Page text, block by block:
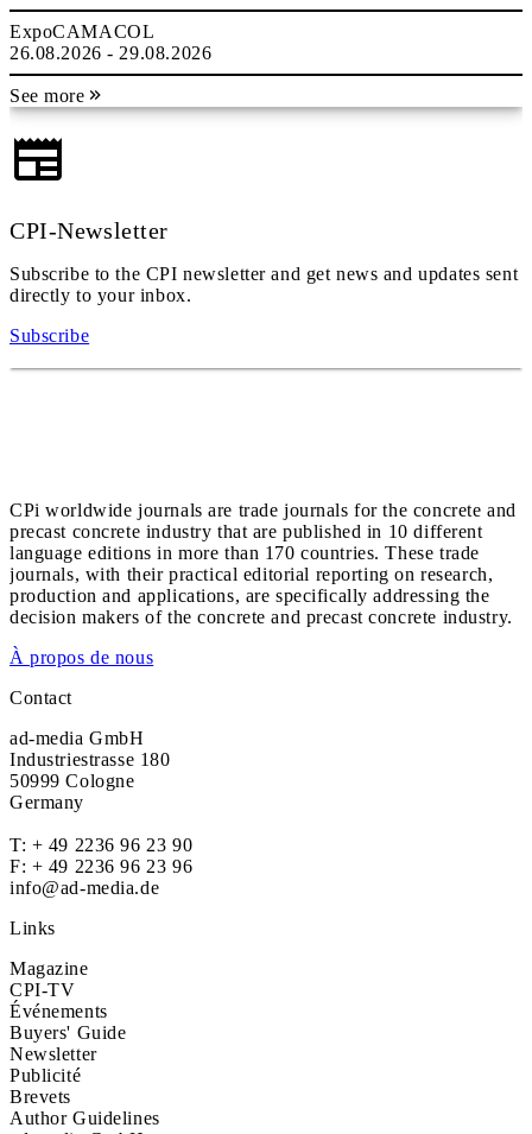
ExpoCAMACOL
26.08.2026 - 29.08.2026
See more
CPI-Newsletter
Subscribe to the CPI newsletter and get news and updates sent
directly to your inbox.
Subscribe
CPi worldwide journals are trade journals for the concrete and
precast concrete industry that are published in 10 different
language editions in more than 170 countries. These trade
journals, with their practical editorial reporting on research,
production and applications, are specifically addressing the
decision makers of the concrete and precast concrete industry.
À propos de nous
Contact
ad-media GmbH
Industriestrasse 180
50999 Cologne
Germany
T: + 49 2236 96 23 90
F: + 49 2236 96 23 96
info@ad-media.de
Links
Magazine
CPI-TV
Événements
Buyers' Guide
Newsletter
Publicité
Brevets
Author Guidelines